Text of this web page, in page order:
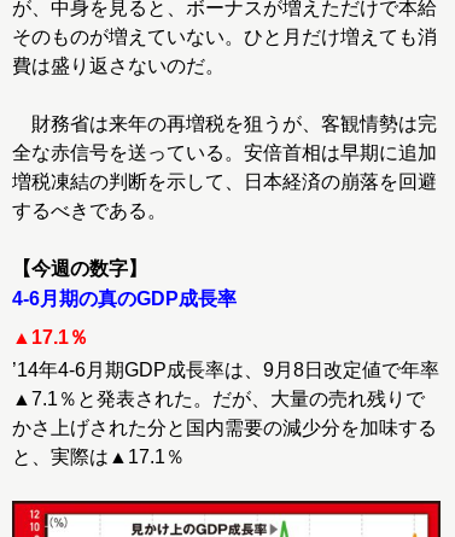
が、中身を見ると、ボーナスが増えただけで本給
そのものが増えていない。ひと月だけ増えても消
費は盛り返さないのだ。
財務省は来年の再増税を狙うが、客観情勢は完
全な赤信号を送っている。安倍首相は早期に追加
増税凍結の判断を示して、日本経済の崩落を回避
するべきである。
【今週の数字】
4-6月期の真のGDP成長率
▲17.1％
’14年4-6月期GDP成長率は、9月8日改定値で年率
▲7.1％と発表された。だが、大量の売れ残りで
かさ上げされた分と国内需要の減少分を加味する
と、実際は▲17.1％